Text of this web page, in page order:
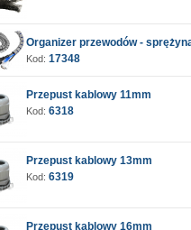
Organizer przewodów -
Kod: 17348
Przepust kablowy 11mm
Kod: 6318
Przepust kablowy 13mm
Kod: 6319
Przepust kablowy 16mm